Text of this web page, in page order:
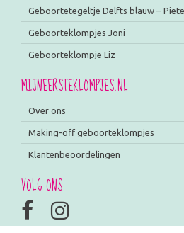
Geboortetegeltje Delfts blauw –
Geboorteklompjes Joni
Geboorteklompje Liz
MIJNEERSTEKLOMPJES.NL
Over ons
Making-off geboorteklompjes
Klantenbeoordelingen
VOLG ONS